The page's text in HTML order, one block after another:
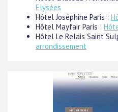
Elysées
Hôtel Joséphine Paris :
Hôtel Mayfair Paris :
Hôtel Le Relais Saint
arrondissement